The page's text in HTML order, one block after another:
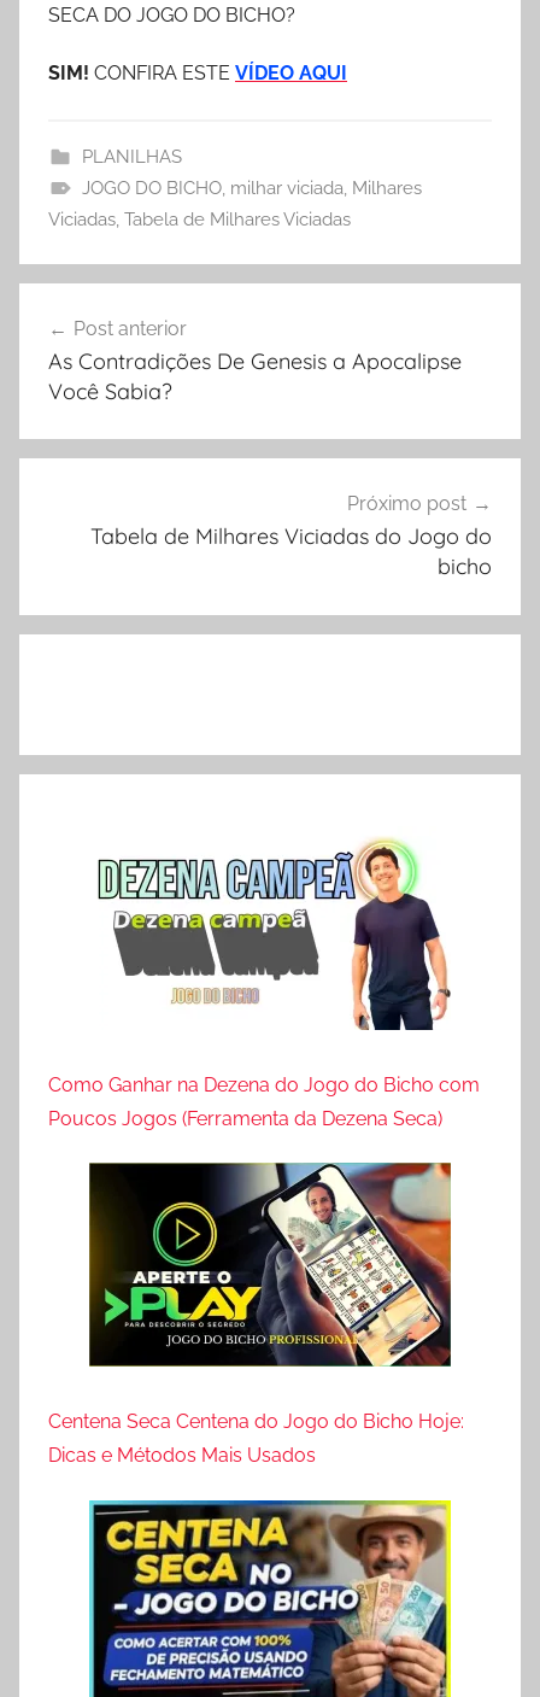
SECA DO JOGO DO BICHO?
SIM! CONFIRA ESTE VÍDEO AQUI
PLANILHAS
JOGO DO BICHO, milhar viciada Milhares
Viciadas Tabela de Milhares Viciadas
Post anterior
As Contradições De Genesis a Apocalipse
Você Sabia?
Próximo post
Tabela de Milhares Viciadas do Jogo do
bicho
Como Ganhar na Dezena do Jogo do Bicho com
Poucos Jogos (Ferramenta da Dezena Seca)
Centena Seca Centena do Jogo do Bicho Hoje:
Dicas e Métodos Mais Usados